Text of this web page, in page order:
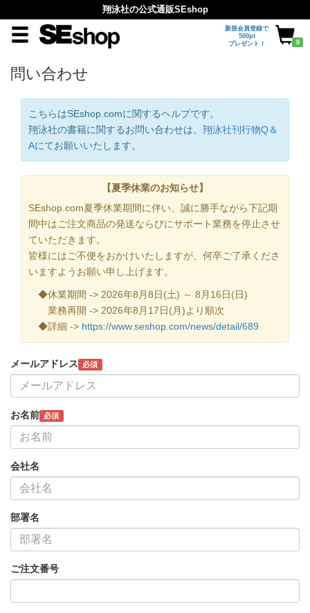
翔泳社の公式通販SEshop
新規会員登録で
500pt
プレゼント！
0
問い合わせ
こちらはSEshop.comに関するヘルプです。
翔泳社の書籍に関するお問い合わせは、 翔泳社刊行物Q＆
Aにてお願いいたします。
【夏季休業のお知らせ】
SEshop.com夏季休業期間に伴い、誠に勝手ながら下記期
間中はご注文商品の発送ならびにサポート業務を停止させ
ていただきます。
皆様にはご不便をおかけいたしますが、何卒ご了承くださ
いますようお願い申し上げます。
◆休業期間 -> 2026年8月8日(土) ～ 8月16日(日)
業務再開 -> 2026年8月17日(月)より順次
◆詳細 -> https://www.seshop.com/news/detail/689
メールアドレス 必須
お名前 必須
会社名
部署名
ご注文番号